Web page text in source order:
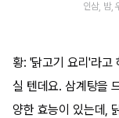
인삼, 밤,
황: '닭고기 요리'라고
실 텐데요. 삼계탕을
양한 효능이 있는데,